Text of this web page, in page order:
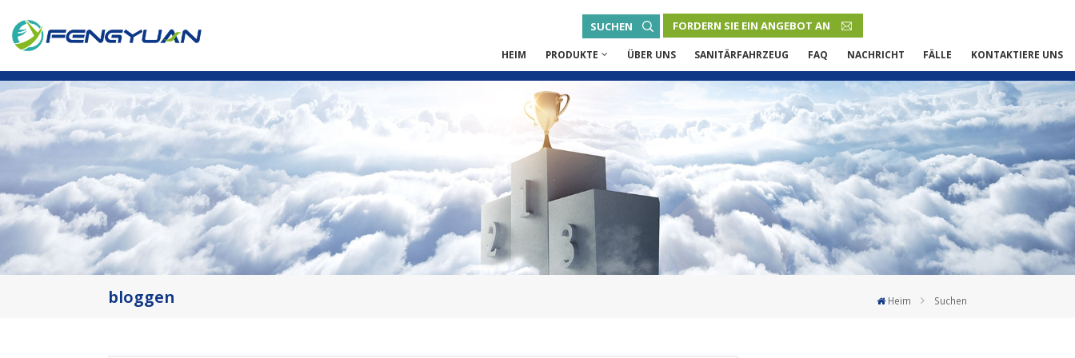
SUCHEN FORDERN SIE EIN ANGEBOT AN
English
Русский язык
Español
Português
Malay
HEIM PRODUKTE ÜBER UNS SANITÄRFAHRZEUG FAQ NACHRICHT FÄLLE KONTAKTIERE UNS
bloggen Heim Suchen